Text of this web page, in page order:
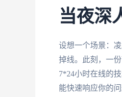
当夜深
设想一个场景：
掉线。此刻，一
7*24小时在线的
能快速响应你的